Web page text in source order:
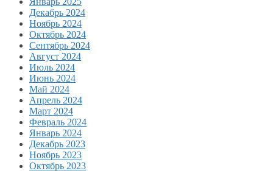
Декабрь 2024
Ноябрь 2024
Октябрь 2024
Сентябрь 2024
Август 2024
Июль 2024
Июнь 2024
Май 2024
Апрель 2024
Март 2024
Февраль 2024
Январь 2024
Декабрь 2023
Ноябрь 2023
Октябрь 2023